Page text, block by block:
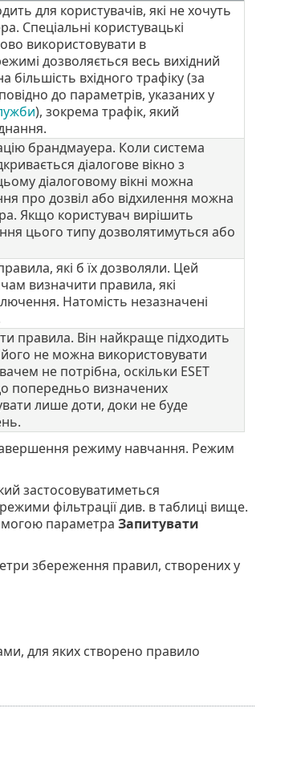
для користувачів, які не хочуть
Спеціальні користувацькі
використовувати в
дозволяється весь вихідний
вхідного трафіку (за
до параметрів, указаних у
), зокрема трафік, який
брандмауера. Коли система
діалогове вікно з
діалоговому вікні можна
про дозвіл або відхилення можна
Якщо користувач вирішить
цього типу дозволятимуться або
які б їх дозволяли. Цей
визначити правила, які
Натомість незазначені
правила. Він найкраще підходить
його не можна використовувати
не потрібна, оскільки ESET
попередньо визначених
лише доти, доки не буде
режиму навчання. Режим
застосовуватиметься
фільтрації див. в таблиці вище.
параметра Запитувати
збереження правил, створених у
для яких створено правило